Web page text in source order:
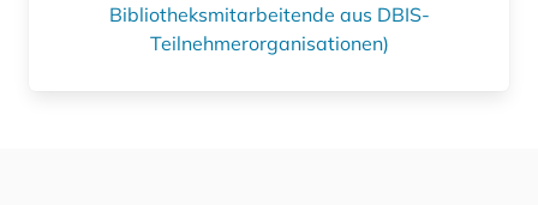
Bibliotheksmitarbeitende aus DBIS-
Teilnehmerorganisationen)